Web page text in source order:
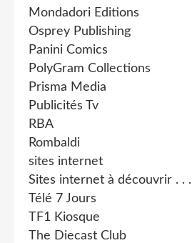
Mondadori Editions
Osprey Publishing
Panini Comics
PolyGram Collections
Prisma Media
Publicités Tv
RBA
Rombaldi
sites internet
Sites internet à découvrir . . .
Télé 7 Jours
TF1 Kiosque
The Diecast Club